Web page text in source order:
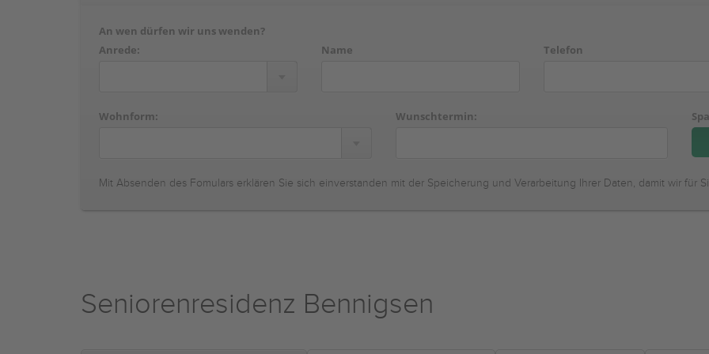
An wen dürfen wir uns wenden?
Anrede:
Name Telefon
Wohnform: Wunschtermin:
Mit Absenden des Fomulars erklären Sie sich einverstanden mit der Speicherung und Verarbeitung Ihrer Daten, damit wir für
Seniorenresidenz Bennigsen